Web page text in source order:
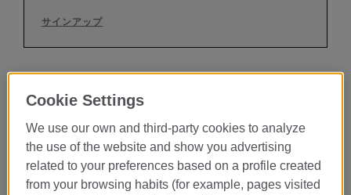
サインアップ
Aprende alta gastronomía en
uno de los restaurantes más
prestigiosos del mundo
¿Te imaginas empezar tu carrera profesional en un restaurante
con3 Estrellas Michelin?
Cookie Settings
We use our own and third-party cookies to analyze
the use of the website and show you advertising
related to your preferences based on a profile created
from your browsing habits (for example, pages visited